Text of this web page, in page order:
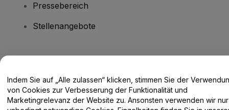
Pressebereich
Stellenangebote
Hilfe-Center / Kontakt
Indem Sie auf „Alle zulassen“ klicken, stimmen Sie der
von Cookies zur Verbesserung der Funktionalität und
Marketingrelevanz der Website zu. Ansonsten verwenden wir nur